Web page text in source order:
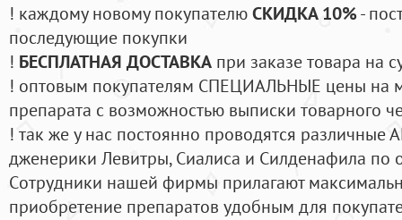
! каждому новому покупателюСКИДКА 10%-
последующие покупки
! БЕСПЛАТНАЯ ДОСТАВКА при заказе товара на
! оптовым покупателям СПЕЦИАЛЬНЫЕ цены на
препарата с возможностью выписки товарного
! так же у нас постоянно проводятся
дженерики Левитры, Сиалиса и Силденафила по
Cотрудники нашей фирмы прилагают
приобретение препаратов удобным для